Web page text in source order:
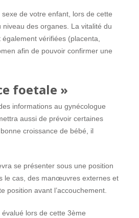
de votre enfant, lors de cette
des organes. La vitalité du
vérifiées (placenta,
afin de pouvoir confirmer une
foetale »
informations au gynécologue
aussi de prévoir certaines
croissance de bébé, il
se présenter sous une position
le cas, des manœuvres externes et
position avant l’accouchement.
lors de cette 3ème